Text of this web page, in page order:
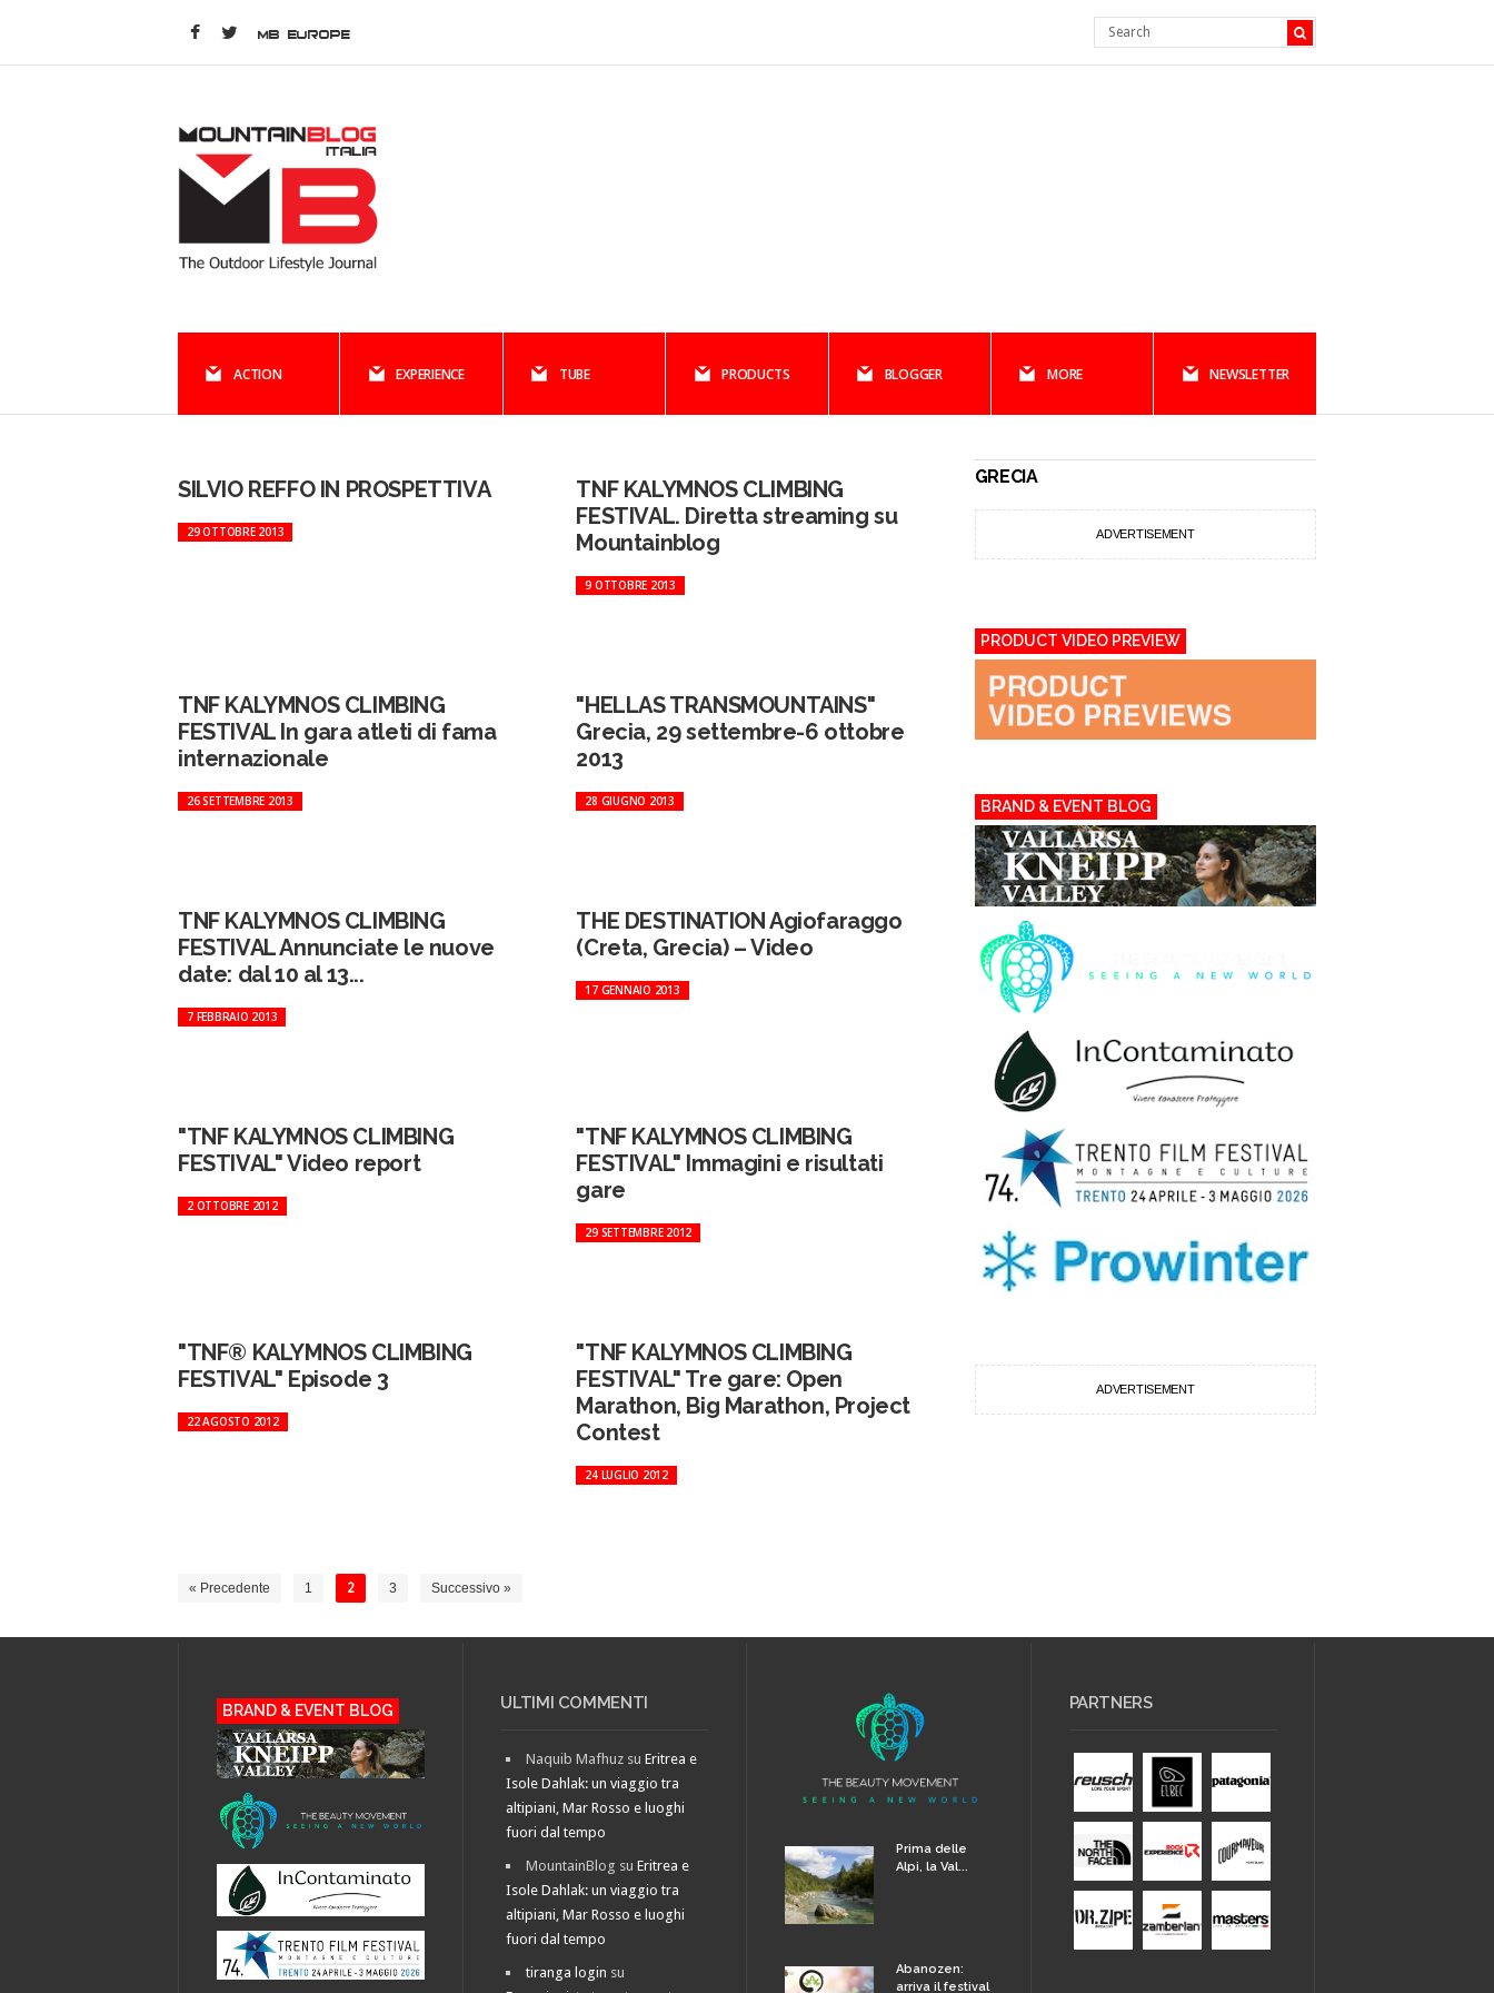
MB EUROPE
ACTION EXPERIENCE TUBE PRODUCTS BLOGGER MORE NEWSLETTER
SILVIO REFFO IN PROSPETTIVA
29 OTTOBRE 2013
TNF KALYMNOS CLIMBING
FESTIVAL. Diretta streaming su
Mountainblog
9 OTTOBRE 2013
TNF KALYMNOS CLIMBING
FESTIVAL In gara atleti di fama
internazionale
26 SETTEMBRE 2013
"HELLAS TRANSMOUNTAINS"
Grecia, 29 settembre-6 ottobre
2013
28 GIUGNO 2013
TNF KALYMNOS CLIMBING
FESTIVAL Annunciate le nuove
date: dal 10 al 13...
7 FEBBRAIO 2013
THE DESTINATION Agiofaraggo
(Creta, Grecia) – Video
17 GENNAIO 2013
"TNF KALYMNOS CLIMBING
FESTIVAL" Video report
2 OTTOBRE 2012
"TNF KALYMNOS CLIMBING
FESTIVAL" Immagini e risultati
gare
29 SETTEMBRE 2012
"TNF® KALYMNOS CLIMBING
FESTIVAL" Episode 3
22 AGOSTO 2012
"TNF KALYMNOS CLIMBING
FESTIVAL" Tre gare: Open
Marathon, Big Marathon, Project
Contest
24 LUGLIO 2012
« Precedente 1 2 3 Successivo »
GRECIA
ADVERTISEMENT
PRODUCT VIDEO PREVIEW
BRAND & EVENT BLOG
ADVERTISEMENT
BRAND & EVENT BLOG ULTIMI COMMENTI
Naquib Mafhuz suEritrea e
Isole Dahlak: un viaggio tra
altipiani, Mar Rosso e luoghi
fuori dal tempo
MountainBlog suEritrea e
Isole Dahlak: un viaggio tra
altipiani, Mar Rosso e luoghi
fuori dal tempo
tiranga login su
Prima delle
Alpi, la Val...
Abanozen:
arriva il festival
PARTNERS